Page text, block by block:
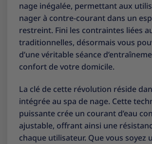
nage inégalée, permettant aux
nager à contre-courant dans un
restreint. Fini les contraintes liées
traditionnelles, désormais vous
d’une véritable séance
confort de votre domicile.
La clé de cette révolution réside
intégrée au spa de nage. Cette
puissante crée un courant d’eau
ajustable, offrant ainsi une
chaque utilisateur. Que vous soyez